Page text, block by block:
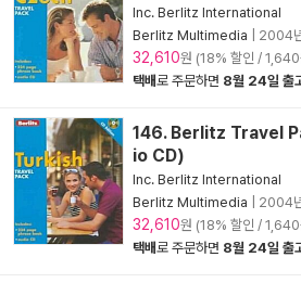
Inc. Berlitz International
Berlitz Multimedia
2004
32,610원 (18% 할인 / 1,640
택배로 주문하면 8월 24일 출
146. Berlitz Travel
io CD)
Inc. Berlitz International
Berlitz Multimedia
2004
32,610원 (18% 할인 / 1,640
택배로 주문하면 8월 24일 출